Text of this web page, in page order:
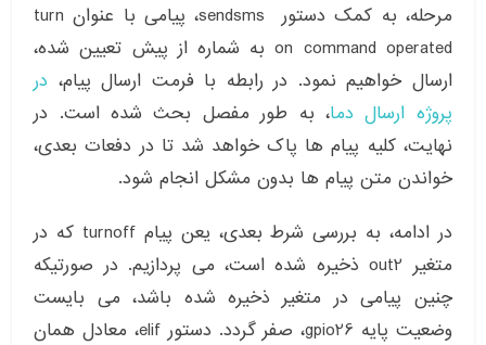
مرحله، به کمک دستور sendsms، پیامی با عنوان turn
on command operated به شماره از پیش تعیین شده،
ارسال خواهیم نمود. در رابطه با فرمت ارسال پیام، در
پروژه ارسال دما، به طور مفصل بحث شده است. در
نهایت، کلیه پیام ها پاک خواهد شد تا در دفعات بعدی،
خواندن متن پیام ها بدون مشکل انجام شود.
در ادامه، به بررسی شرط بعدی، یعن پیام turnoff که در
متغیر out2 ذخیره شده است، می پردازیم. در صورتیکه
چنین پیامی در متغیر ذخیره شده باشد، می بایست
وضعیت پایه gpio26، صفر گردد. دستور elif، معادل همان